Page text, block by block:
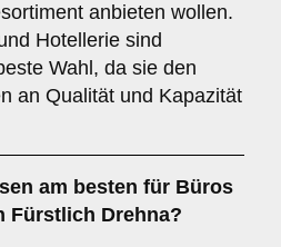
anbieten wollen.
Hotellerie sind
Wahl, da sie den
an Qualität und Kapazität
am besten für Büros
Fürstlich Drehna?